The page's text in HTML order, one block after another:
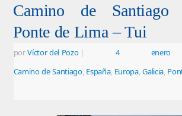
Camino de Santiago
Ponte de Lima – Tui
porVíctor del Pozo | 4 enero
Camino de Santiago, España, Europa,Galicia,